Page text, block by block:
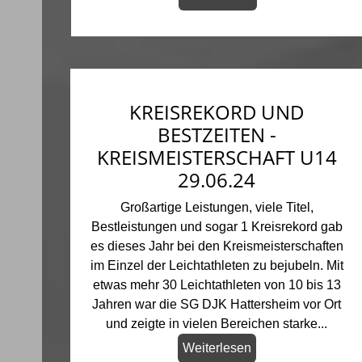
KREISREKORD UND
BESTZEITEN -
KREISMEISTERSCHAFT U14
29.06.24
Großartige Leistungen, viele Titel,
Bestleistungen und sogar 1 Kreisrekord gab
es dieses Jahr bei den Kreismeisterschaften
im Einzel der Leichtathleten zu bejubeln. Mit
etwas mehr 30 Leichtathleten von 10 bis 13
Jahren war die SG DJK Hattersheim vor Ort
und zeigte in vielen Bereichen starke...
Weiterlesen